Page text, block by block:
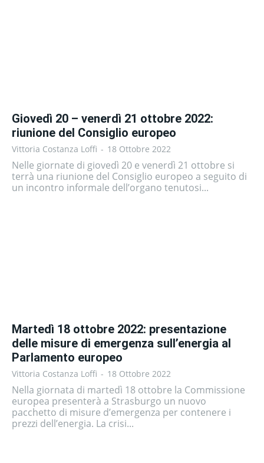
Giovedì 20 – venerdì 21 ottobre 2022:
riunione del Consiglio europeo
Vittoria Costanza Loffi - 18 Ottobre 2022
Nelle giornate di giovedì 20 e venerdì 21 ottobre si
terrà una riunione del Consiglio europeo a seguito di
un incontro informale dell’organo tenutosi...
Martedì 18 ottobre 2022: presentazione
delle misure di emergenza sull’energia al
Parlamento europeo
Vittoria Costanza Loffi - 18 Ottobre 2022
Nella giornata di martedì 18 ottobre la Commissione
europea presenterà a Strasburgo un nuovo
pacchetto di misure d’emergenza per contenere i
prezzi dell’energia. La crisi...